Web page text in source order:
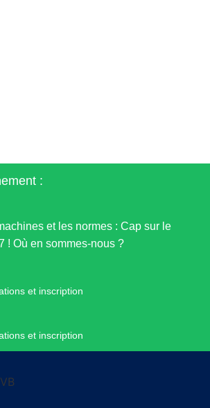
:
et les normes : Cap sur le
! Où en sommes-nous ?
et inscription
et inscription